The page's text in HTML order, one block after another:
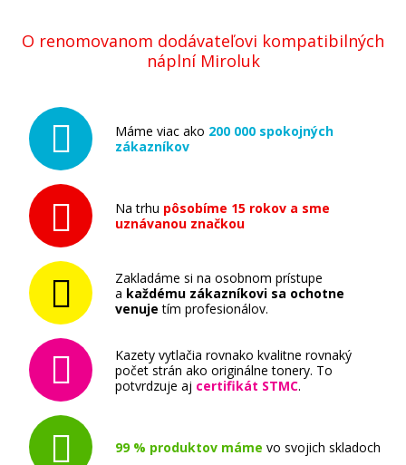
O renomovanom dodávateľovi kompatibilných
náplní Miroluk
Máme viac ako 200 000 spokojných
zákazníkov
Na trhu pôsobíme 15 rokov a sme
uznávanou značkou
Zakladáme si na osobnom prístupe
a každému zákazníkovi sa ochotne
venuje tím profesionálov.
Kazety vytlačia rovnako kvalitne rovnaký
počet strán ako originálne tonery. To
potvrdzuje aj certifikát STMC.
99 % produktov máme vo svojich skladoch